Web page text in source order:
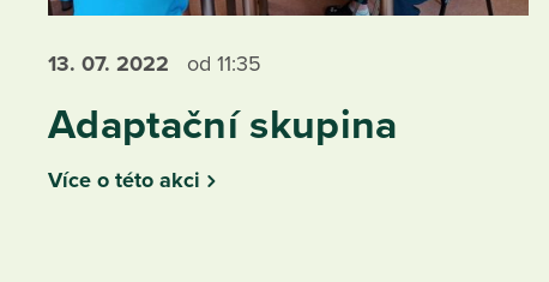
13. 07. 2022 od 11:35
Adaptační skupina
Více o této akci